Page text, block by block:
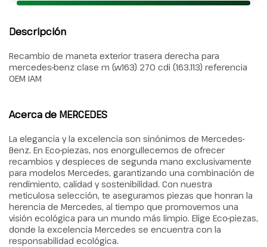
Descripción
Recambio de maneta exterior trasera derecha para
mercedes-benz clase m (w163) 270 cdi (163.113) referencia
OEM IAM
Acerca de MERCEDES
La elegancia y la excelencia son sinónimos de Mercedes-
Benz. En Eco-piezas, nos enorgullecemos de ofrecer
recambios y despieces de segunda mano exclusivamente
para modelos Mercedes, garantizando una combinación de
rendimiento, calidad y sostenibilidad. Con nuestra
meticulosa selección, te aseguramos piezas que honran la
herencia de Mercedes, al tiempo que promovemos una
visión ecológica para un mundo más limpio. Elige Eco-piezas,
donde la excelencia Mercedes se encuentra con la
responsabilidad ecológica.